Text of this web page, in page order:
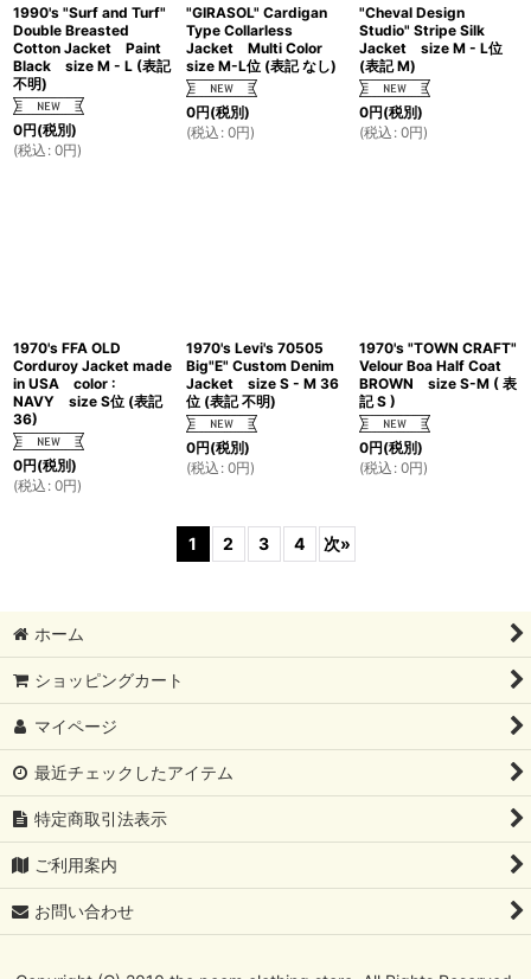
1990's "Surf and Turf"
Double Breasted
Cotton Jacket Paint
Black size M - L (表記
不明)
0円(税別)
(税込 : 0円)
"GIRASOL" Cardigan
Type Collarless
Jacket Multi Color
size M-L位 (表記 なし)
0円(税別)
(税込 : 0円)
"Cheval Design
Studio" Stripe Silk
Jacket size M - L位
(表記 M)
0円(税別)
(税込 : 0円)
1970's FFA OLD
Corduroy Jacket made
in USA color :
NAVY size S位 (表記
36)
0円(税別)
(税込 : 0円)
1970's Levi's 70505
Big"E" Custom Denim
Jacket size S - M 36
位 (表記 不明)
0円(税別)
(税込 : 0円)
1970's "TOWN CRAFT"
Velour Boa Half Coat
BROWN size S-M ( 表
記 S )
0円(税別)
(税込 : 0円)
1 2 3 4 次»
ホーム
ショッピングカート
マイページ
最近チェックしたアイテム
特定商取引法表示
ご利用案内
お問い合わせ